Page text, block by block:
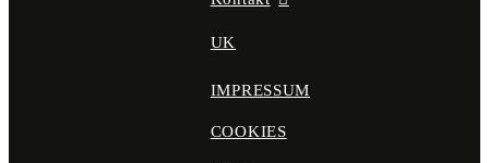
UK
IMPRESSUM
COOKIES